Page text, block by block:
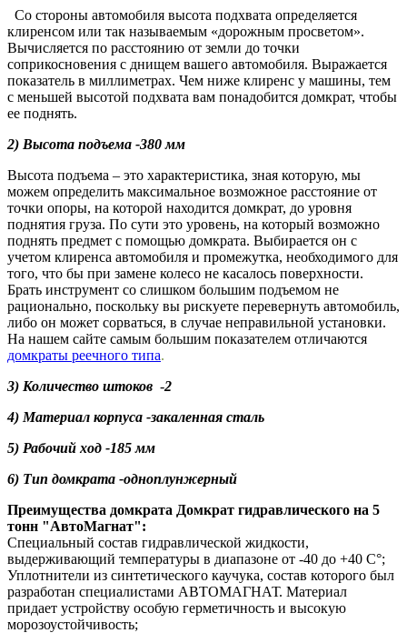
Со стороны автомобиля высота подхвата определяется
клиренсом или так называемым «дорожным просветом».
Вычисляется по расстоянию от земли до точки
соприкосновения с днищем вашего автомобиля. Выражается
показатель в миллиметрах. Чем ниже клиренс у машины, тем
с меньшей высотой подхвата вам понадобится домкрат, чтобы
ее поднять.
2) Высота подъема -380 мм
Высота подъема – это характеристика, зная которую, мы
можем определить максимальное возможное расстояние от
точки опоры, на которой находится домкрат, до уровня
поднятия груза. По сути это уровень, на который возможно
поднять предмет с помощью домкрата. Выбирается он с
учетом клиренса автомобиля и промежутка, необходимого для
того, что бы при замене колесо не касалось поверхности.
Брать инструмент со слишком большим подъемом не
рационально, поскольку вы рискуете перевернуть автомобиль,
либо он может сорваться, в случае неправильной установки.
На нашем сайте самым большим показателем отличаются
домкраты реечного типа.
3) Количество штоков -2
4) Материал корпуса -закаленная сталь
5) Рабочий ход -185 мм
6) Тип домкрата -одноплунжерный
Преимущества домкрата Домкрат гидравлического на 5
тонн "АвтоМагнат":
Специальный состав гидравлической жидкости,
выдерживающий температуры в диапазоне от -40 до +40 C°;
Уплотнители из синтетического каучука, состав которого был
разработан специалистами АВТОМАГНАТ. Материал
придает устройству особую герметичность и высокую
морозоустойчивость;